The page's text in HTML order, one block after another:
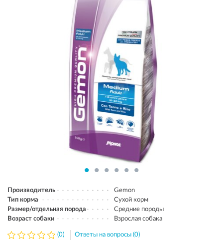
Производитель
Gemon
Тип корма
Сухой корм
Размер/отдельная порода
Средние породы
Возраст собаки
Взрослая собака
(0) Ответы на вопросы (0)